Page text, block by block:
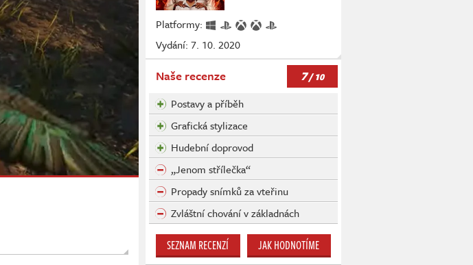
Platformy:
Vydání: 7. 10. 2020
Naše recenze 7/ 10
Postavy a příběh
Grafická stylizace
Hudební doprovod
„Jenom střílečka“
Propady snímků za vteřinu
Zvláštní chování v základnách
SEZNAM RECENZÍ JAK HODNOTÍME